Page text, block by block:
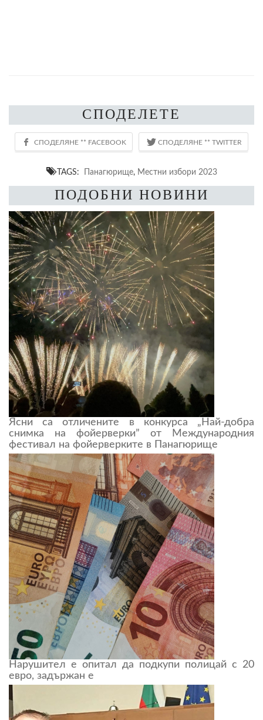
СПОДЕЛЕТЕ
TAGS: Панагюрище, Местни избори 2023
ПОДОБНИ НОВИНИ
Ясни са отличените в конкурса „Най-добра
снимка на фойерверки” от Международния
фестивал на фойерверките в Панагюрище
Нарушител е опитал да подкупи полицай с 20
евро, задържан е